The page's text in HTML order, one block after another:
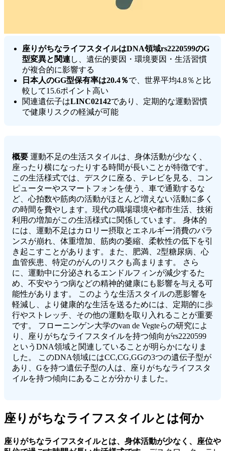
座りがちなライフスタイルはDNA領域rs2220599のG
型変異と関連し、遺伝的要因・環境要因・生活習慣
が複合的に影響する
日本人のGG型保有率は20.4％で、世界平均4.8％と比
較して15.6ポイント高い
関連遺伝子はLINC02142であり、定期的な運動習慣
で健康リスクの軽減が可能
概要 運動不足の生活スタイルは、身体活動が少なく、
座ったり横になったりする時間が長いことが特徴です。
この生活様式では、デスクに座る、テレビを見る、コン
ピューターやスマートフォンを使う、車で通勤するな
ど、心拍数や筋肉の活動がほとんど増えない活動に多く
の時間を費やします。現代の職場環境や都市生活、技術
利用の増加がこの生活様式に関係しています。 身体的
には、運動不足はカロリー摂取とエネルギー消費のバラ
ンスが崩れ、体重増加、筋肉の萎縮、柔軟性の低下を引
き起こすことがあります。また、肥満、2型糖尿病、心
血管疾患、特定のがんのリスクも高まります。 さら
に、運動中に分泌されるエンドルフィンが減少するた
め、不安やうつ病などの精神的健康にも影響を与える可
能性があります。 このような生活スタイルの悪影響を
軽減し、より健康的な生活を送るためには、定期的に歩
行やストレッチ、その他の運動を取り入れることが重要
です。 フローニンゲン大学のvan de Vegteらの研究によ
り、座りがちなライフスタイルを持つ傾向がrs2220599
というDNA領域と関連していることが明らかになりま
した。 このDNA領域にはCC,CG,GGの3つの遺伝子型が
あり、Gを持つ遺伝子型の人は、座りがちなライフスタ
イルを持つ傾向にあることが分かりました。
座りがちなライフスタイルとは何か
座りがちなライフスタイルとは、身体活動が少なく、座位や